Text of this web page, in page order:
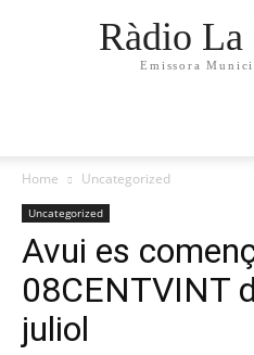
Ràdio La
Emissora
Home Uncategorized
Uncategorized
Avui es
08CENTVINT
juliol